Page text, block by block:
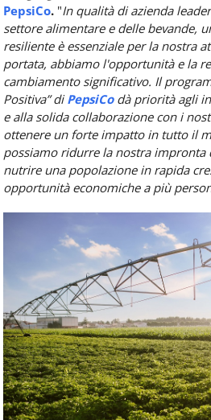
PepsiCo. "In qualità di azienda
settore alimentare e delle bevande,
resiliente è essenziale per la nostra
portata, abbiamo l'opportunità e la
cambiamento significativo. Il
Positiva” diPepsiCo dà priorità agli
e alla solida collaborazione con i
ottenere un forte impatto in tutto il
possiamo ridurre la nostra impronta
nutrire una popolazione in rapida
opportunità economiche a più